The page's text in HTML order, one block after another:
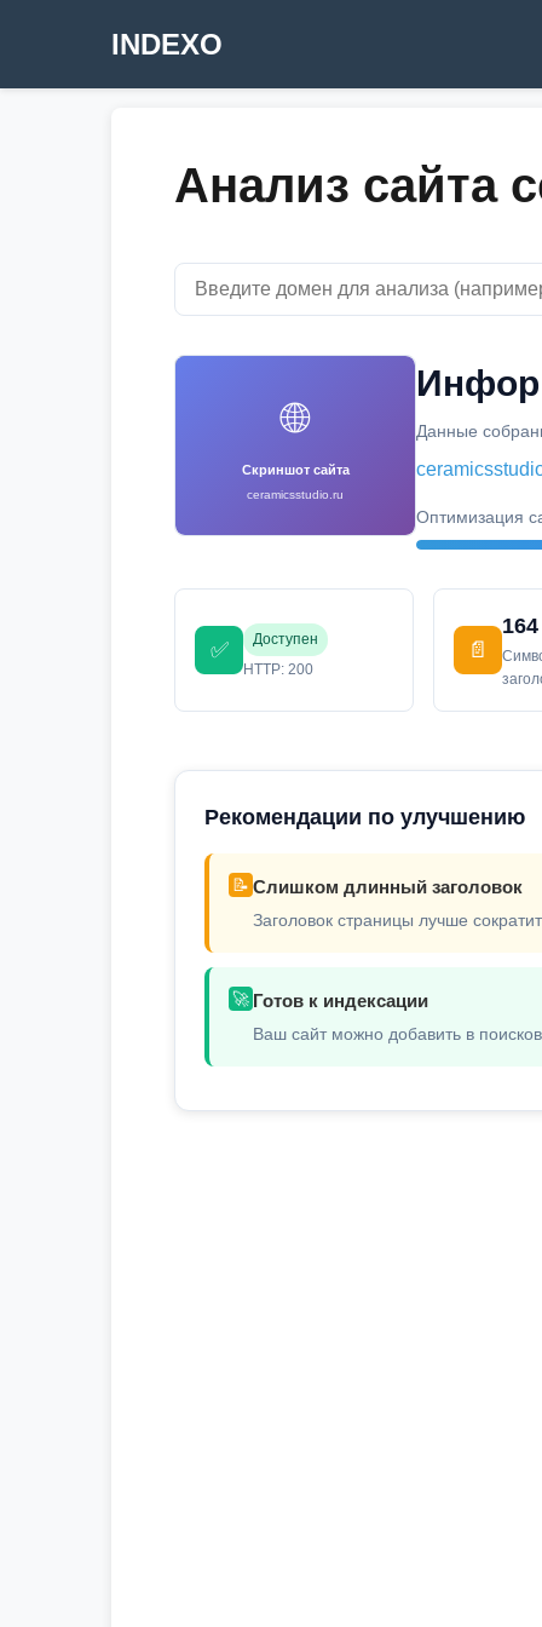
INDEXO
Анализ сайта
🌐
Скриншот сайта
ceramicsstudio.ru
Данные
Оптимизация
✅
Доступен
HTTP: 200
📄
164
Рекомендации по улучшению
📝 Слишком длинный заголовок
Заголовок страницы лучше
🚀 Готов к индексации
Ваш сайт можно добавить в